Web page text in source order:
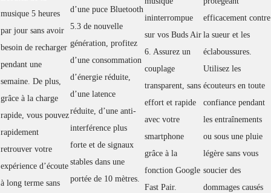
musique 5 heures
par jour sans avoir
besoin de recharger
pendant une
semaine. De plus,
grâce à la charge
rapide, vous pouvez
rapidement
retrouver votre
expérience d’écoute
à long terme sans
d’une puce Bluetooth
5.3 de nouvelle
génération, profitez
d’une consommation
d’énergie réduite,
d’une latence
réduite, d’une anti-
interférence plus
forte et de signaux
stables dans une
portée de 10 mètres.
ininterrompue
sur vos Buds Air
6. Assurez un
couplage
transparent, sans
effort et rapide
avec votre
smartphone
grâce à la
fonction Google
Fast Pair.
efficacement contre
la sueur et les
éclaboussures.
Utilisez les
écouteurs en toute
confiance pendant
les entraînements
ou sous une pluie
légère sans vous
soucier des
dommages causés